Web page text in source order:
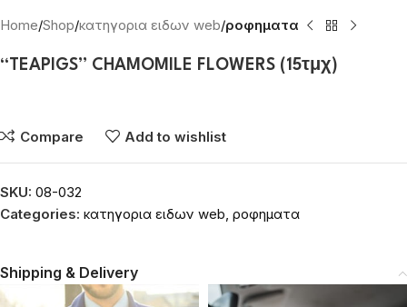
Home Shop κατηγορια ειδων web ροφηματα
“TEAPIGS” CHAMOMILE FLOWERS (15τμχ)
Compare Add to wishlist
SKU: 08-032
Categories: κατηγορια ειδων web, ροφηματα
Shipping & Delivery